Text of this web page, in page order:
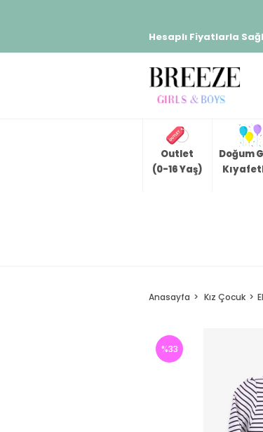
Hesaplı Fiyatlarla
Outlet
(0-16 Yaş)
Doğum
Anasayfa Kız Çocuk
%33